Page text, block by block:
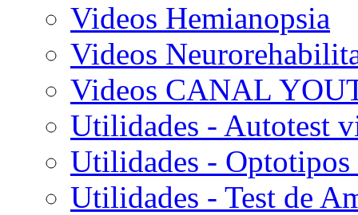
Videos Hemianopsia
Videos
Videos CANAL
Utilidades - Autotest
Utilidades -
Utilidades - Test de